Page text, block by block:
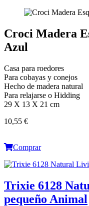
Croci Madera
Azul
Casa para roedores
Para cobayas y conejos
Hecho de madera natural
Para relajarse o Hidding
29 X 13 X 21 cm
10,55 €
Comprar
Trixie 6128
pequeño Animal